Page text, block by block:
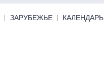
ЗАРУБЕЖЬЕ КАЛЕНДАРЬ